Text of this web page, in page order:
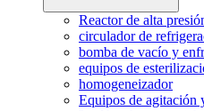
Reactor de alta
circulador de
bomba de vacío y
equipos de
homogeneizador
Equipos de agitación